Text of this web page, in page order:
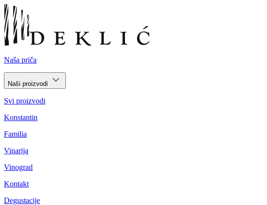
Naša priča
Naši proizvodi
Svi proizvodi
Konstantin
Familia
Vinarija
Vinograd
Kontakt
Degustacije